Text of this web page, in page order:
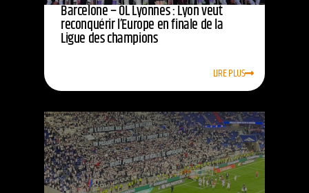
Barcelone – OL Lyonnes : Lyon veut
reconquérir l’Europe en finale de la
Ligue des champions
LIRE PLUS